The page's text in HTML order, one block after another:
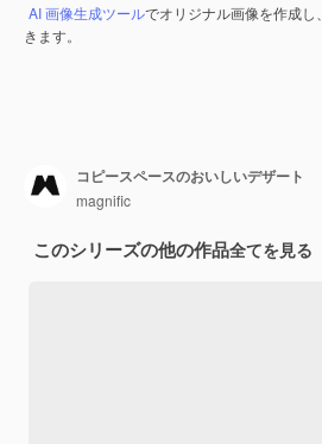
AI 画像生成ツールでオリジナル画像を作成し、
きます。
コピースペースのおいしいデザート
magnific
このシリーズの他の作品全てを見る